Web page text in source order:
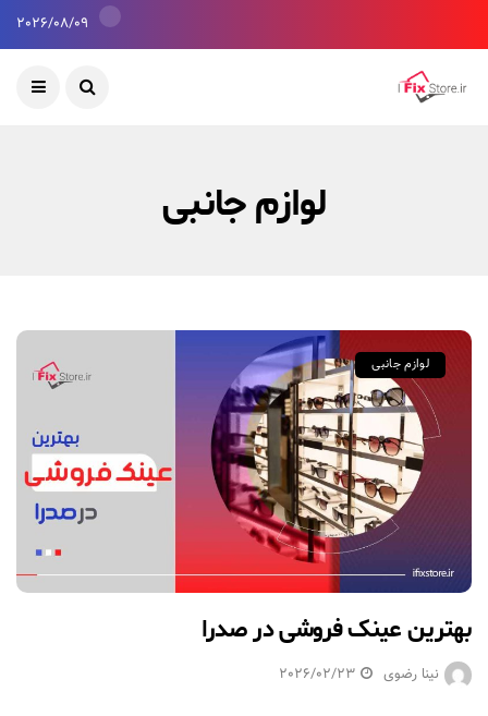
2026/08/09
لوازم جانبی
لوازم جانبی
بهترین عینک فروشی در صدرا
نینا رضوی 2026/02/23